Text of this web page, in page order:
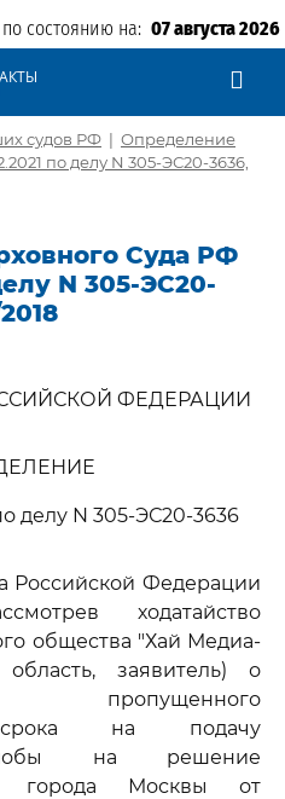
состоянию на: 07 августа 2026
судов РФ | Определение
по делу N 305-ЭС20-3636,
Суда РФ
N 305-ЭС20-
ФЕДЕРАЦИИ
делу N 305-ЭС20-3636
Российской Федерации
ходатайство
общества "Хай Медиа-
заявитель) о
пропущенного
срока на подачу
на решение
города Москвы от